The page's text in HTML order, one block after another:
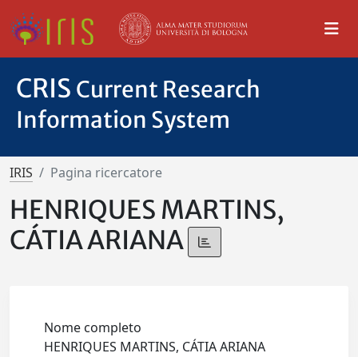
CRIS Current Research
Information System
IRIS Pagina ricercatore
HENRIQUES MARTINS,
CÁTIA ARIANA
Nome completo
HENRIQUES MARTINS, CÁTIA ARIANA